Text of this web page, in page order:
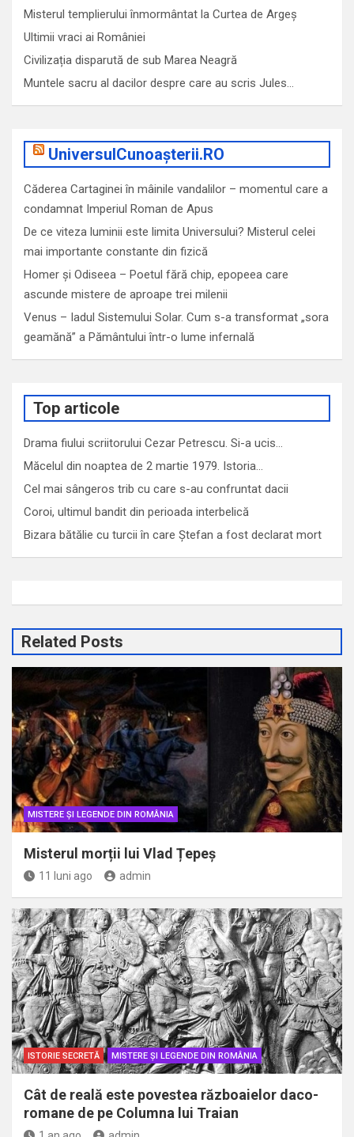
Misterul templierului înmormântat la Curtea de Argeș
Ultimii vraci ai României
Civilizația disparută de sub Marea Neagră
Muntele sacru al dacilor despre care au scris Jules…
UniversulCunoașterii.RO
Căderea Cartaginei în mâinile vandalilor – momentul care a
condamnat Imperiul Roman de Apus
De ce viteza luminii este limita Universului? Misterul celei
mai importante constante din fizică
Homer și Odiseea – Poetul fără chip, epopeea care
ascunde mistere de aproape trei milenii
Venus – Iadul Sistemului Solar. Cum s-a transformat „sora
geamănă” a Pământului într-o lume infernală
Top articole
Drama fiului scriitorului Cezar Petrescu. Si-a ucis…
Măcelul din noaptea de 2 martie 1979. Istoria…
Cel mai sângeros trib cu care s-au confruntat dacii
Coroi, ultimul bandit din perioada interbelică
Bizara bătălie cu turcii în care Ștefan a fost declarat mort
Related Posts
MISTERE ȘI LEGENDE DIN ROMÂNIA
Misterul morții lui Vlad Țepeș
11 luni ago admin
ISTORIE SECRETĂ MISTERE ȘI LEGENDE DIN ROMÂNIA
Cât de reală este povestea războaielor daco-
romane de pe Columna lui Traian